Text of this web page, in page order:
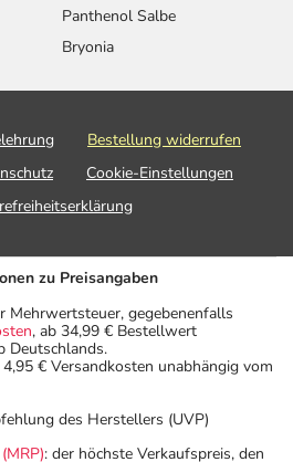
Panthenol Salbe
Bryonia
Bestellung widerrufen
Cookie-Einstellungen
zu Preisangaben
Mehrwertsteuer, gegebenenfalls
, ab 34,99 € Bestellwert
Deutschlands.
€ Versandkosten unabhängig vom
des Herstellers (UVP)
: der höchste Verkaufspreis, den